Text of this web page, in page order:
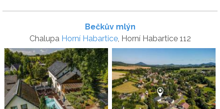
Bečkův mlýn
Chalupa Horní Habartice, Horní Habartice 112